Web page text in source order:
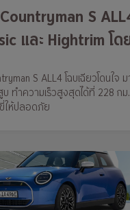
S
และ Hightrim โ
ซิน TwinPower
S ALL4 โฉบเฉียวโดนใจ
บ ทำความเร็วสูงสุดได้ที่ 228 ก
ให้ปลอดภัย